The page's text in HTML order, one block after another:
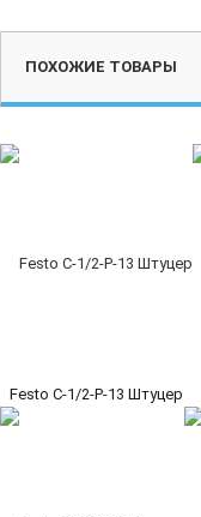
ПОХОЖИЕ ТОВАРЫ
Festo C-1/2-P-13 Штуцер